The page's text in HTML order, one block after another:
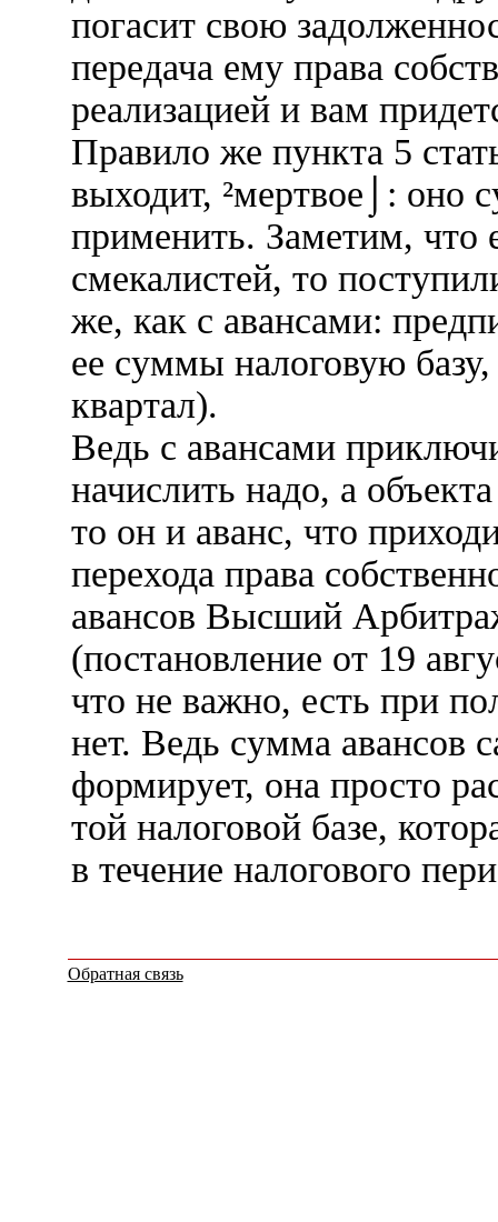
погасит свою
передача ему права
реализацией и вам
Правило же пункта 5
выходит, ²мертвое⌡: оно
применить. Заметим, что
смекалистей, то
же, как с авансами:
ее суммы налоговую
квартал).
Ведь с авансами
начислить надо, а
то он и аванс, что
перехода права
авансов Высший
(постановление от 19
что не важно, есть при
нет. Ведь сумма авансов
формирует, она просто
той налоговой базе,
в течение налогового
Обратная связь